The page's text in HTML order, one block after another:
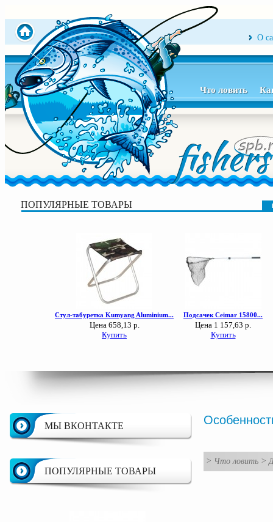
О
Что ловить
ПОПУЛЯРНЫЕ ТОВАРЫ
МЫ ВКОНТАКТЕ
ПОПУЛЯРНЫЕ ТОВАРЫ
> Что ловить >